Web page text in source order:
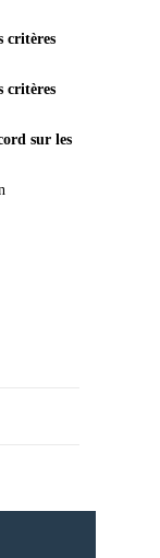
critères
critères
sur les